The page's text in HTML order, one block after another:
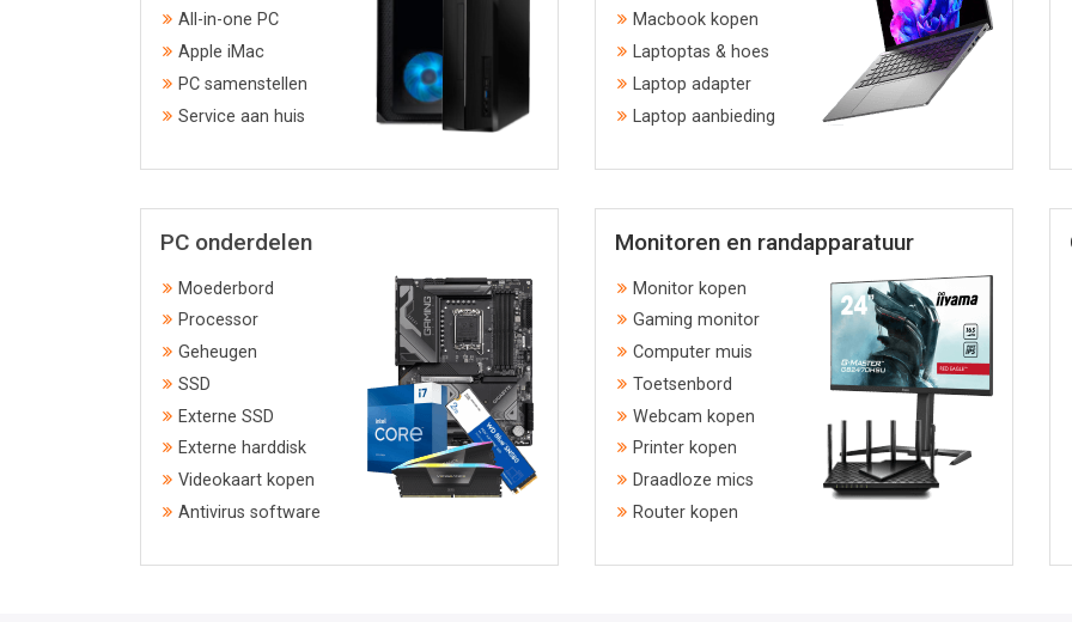
All-in-one PC
Apple iMac
PC samenstellen
Service aan huis
Macbook kopen
Laptoptas & hoes
Laptop adapter
Laptop aanbieding
PC onderdelen
Moederbord
Processor
Geheugen
SSD
Externe SSD
Externe harddisk
Videokaart kopen
Antivirus software
Monitoren en randapparatuur
Monitor kopen
Gaming monitor
Computer muis
Toetsenbord
Webcam kopen
Printer kopen
Draadloze mics
Router kopen